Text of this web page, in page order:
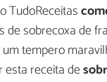
TudoReceitas
de sobrecoxa de
tempero
esta receita de